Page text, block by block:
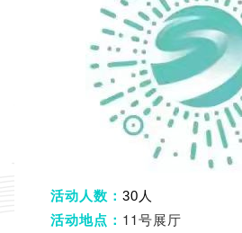
活动人数： 30人
活动地点： 11号展厅